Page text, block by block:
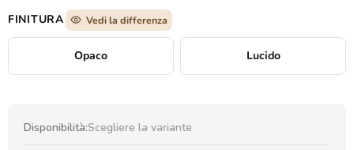
FINITURA Vedi la differenza
Opaco Lucido
Disponibilità:Scegliere la variante